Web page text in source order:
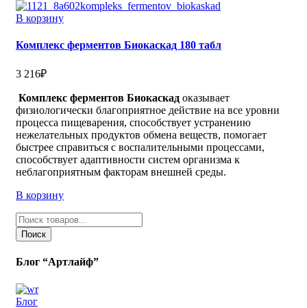
В корзину
Комплекс ферментов Биокаскад 180 табл
3 216₽
Комплекс ферментов Биокаскад оказывает
физиологически благоприятное действие на все уровни
процесса пищеварения, способствует устранению
нежелательных продуктов обмена веществ, помогает
быстрее справиться с воспалительными процессами,
способствует адаптивности систем организма к
неблагоприятным факторам внешней среды.
В корзину
товаров
Поиск
Блог “Артлайф”
Блог